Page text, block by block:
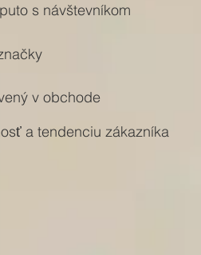
s návštevníkom
v obchode
a tendenciu zákazníka